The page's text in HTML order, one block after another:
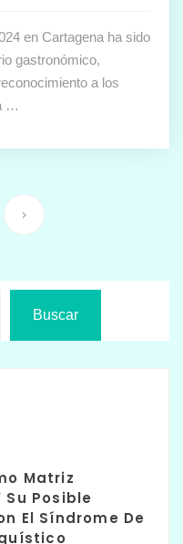
en Cartagena ha sido
gastronómico,
a los
…
Buscar
Matriz
Posible
El Síndrome De